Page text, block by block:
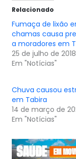
Relacionado
Fumaça de lixão
chamas causa
a moradores em
25 de julho de 2018
Em "Notícias"
Chuva causou
em Tabira
14 de março de
Em "Notícias"